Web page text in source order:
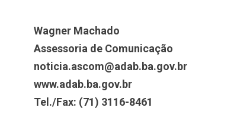
Wagner Machado
Assessoria de Comunicação
noticia.ascom@adab.ba.gov.br
www.adab.ba.gov.br
Tel./Fax: (71) 3116-8461